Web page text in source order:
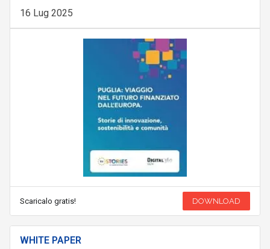
16 Lug 2025
Scaricalo gratis! DOWNLOAD
WHITE PAPER